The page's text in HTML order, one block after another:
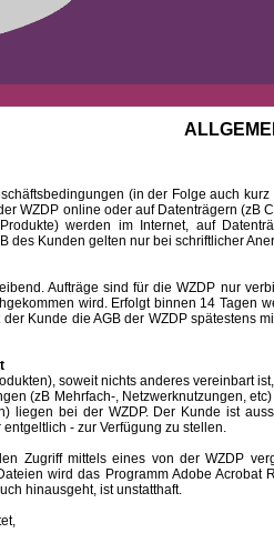
(in der Folge auch kurz
WZDP online oder auf Datenträgern
werden im Internet, auf
des Kunden gelten nur bei schriftlicher
Aufträge sind für die WZDP nur
wird. Erfolgt binnen 14 Tagen
Kunde die AGB der WZDP spätestens
soweit nichts anderes vereinbart
(zB Mehrfach-, Netzwerknutzungen,
liegen bei der WZDP. Der Kunde ist
- zur Verfügung zu stellen.
mittels eines von der WZDP
wird das Programm Adobe
hinausgeht, ist unstatthaft.